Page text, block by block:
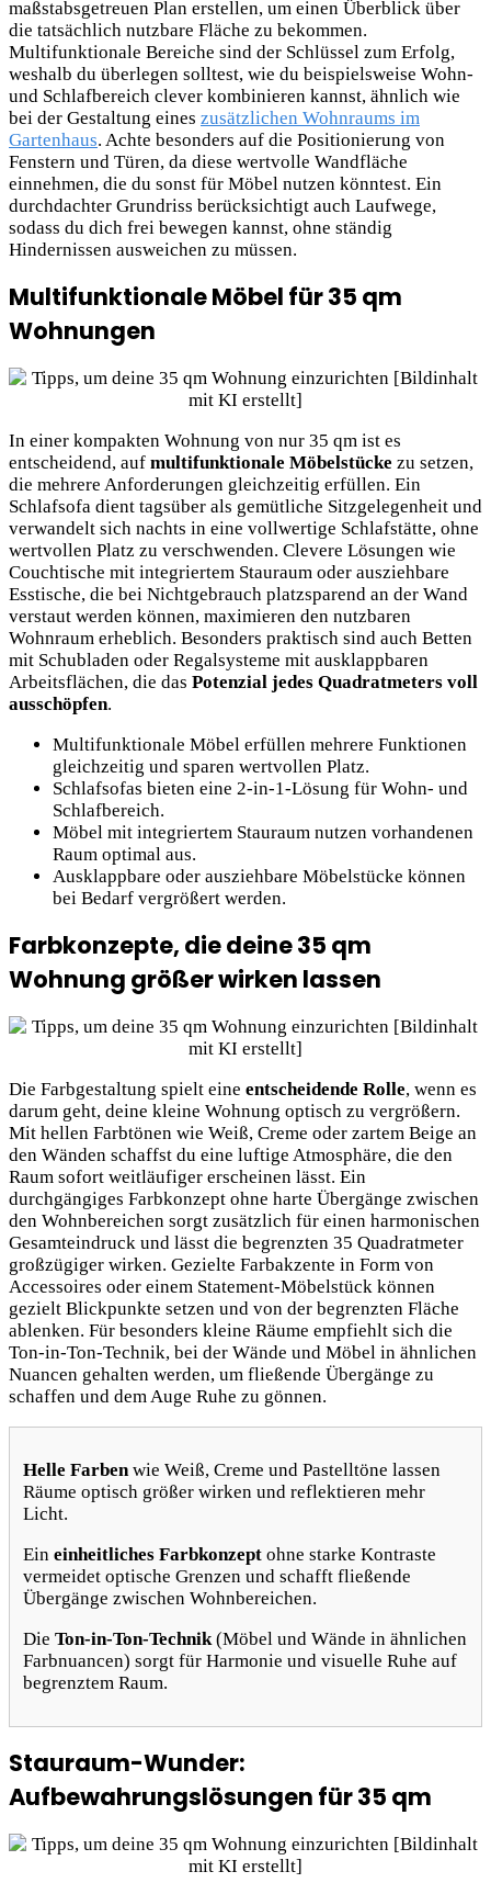
maßstabsgetreuen Plan erstellen, um einen Überblick über
die tatsächlich nutzbare Fläche zu bekommen.
Multifunktionale Bereiche sind der Schlüssel zum Erfolg,
weshalb du überlegen solltest, wie du beispielsweise Wohn-
und Schlafbereich clever kombinieren kannst, ähnlich wie
bei der Gestaltung eines zusätzlichen Wohnraums im
Gartenhaus. Achte besonders auf die Positionierung von
Fenstern und Türen, da diese wertvolle Wandfläche
einnehmen, die du sonst für Möbel nutzen könntest. Ein
durchdachter Grundriss berücksichtigt auch Laufwege,
sodass du dich frei bewegen kannst, ohne ständig
Hindernissen ausweichen zu müssen.
Multifunktionale Möbel für 35 qm
Wohnungen
In einer kompakten Wohnung von nur 35 qm ist es
entscheidend, auf multifunktionale Möbelstücke zu setzen,
die mehrere Anforderungen gleichzeitig erfüllen. Ein
Schlafsofa dient tagsüber als gemütliche Sitzgelegenheit und
verwandelt sich nachts in eine vollwertige Schlafstätte, ohne
wertvollen Platz zu verschwenden. Clevere Lösungen wie
Couchtische mit integriertem Stauraum oder ausziehbare
Esstische, die bei Nichtgebrauch platzsparend an der Wand
verstaut werden können, maximieren den nutzbaren
Wohnraum erheblich. Besonders praktisch sind auch Betten
mit Schubladen oder Regalsysteme mit ausklappbaren
Arbeitsflächen, die das Potenzial jedes Quadratmeters voll
ausschöpfen.
Multifunktionale Möbel erfüllen mehrere Funktionen
gleichzeitig und sparen wertvollen Platz.
Schlafsofas bieten eine 2-in-1-Lösung für Wohn- und
Schlafbereich.
Möbel mit integriertem Stauraum nutzen vorhandenen
Raum optimal aus.
Ausklappbare oder ausziehbare Möbelstücke können
bei Bedarf vergrößert werden.
Farbkonzepte, die deine 35 qm
Wohnung größer wirken lassen
Die Farbgestaltung spielt eine entscheidende Rolle, wenn es
darum geht, deine kleine Wohnung optisch zu vergrößern.
Mit hellen Farbtönen wie Weiß, Creme oder zartem Beige an
den Wänden schaffst du eine luftige Atmosphäre, die den
Raum sofort weitläufiger erscheinen lässt. Ein
durchgängiges Farbkonzept ohne harte Übergänge zwischen
den Wohnbereichen sorgt zusätzlich für einen harmonischen
Gesamteindruck und lässt die begrenzten 35 Quadratmeter
großzügiger wirken. Gezielte Farbakzente in Form von
Accessoires oder einem Statement-Möbelstück können
gezielt Blickpunkte setzen und von der begrenzten Fläche
ablenken. Für besonders kleine Räume empfiehlt sich die
Ton-in-Ton-Technik, bei der Wände und Möbel in ähnlichen
Nuancen gehalten werden, um fließende Übergänge zu
schaffen und dem Auge Ruhe zu gönnen.
Helle Farben wie Weiß, Creme und Pastelltöne lassen
Räume optisch größer wirken und reflektieren mehr
Licht.
Ein einheitliches Farbkonzept ohne starke Kontraste
vermeidet optische Grenzen und schafft fließende
Übergänge zwischen Wohnbereichen.
Die Ton-in-Ton-Technik (Möbel und Wände in ähnlichen
Farbnuancen) sorgt für Harmonie und visuelle Ruhe auf
begrenztem Raum.
Stauraum-Wunder:
Aufbewahrungslösungen für 35 qm